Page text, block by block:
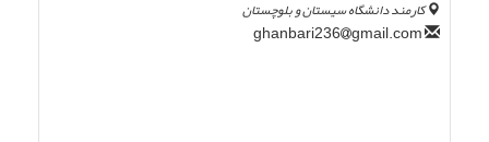
کارمند دانشگاه سیستان و بلوچستان
gmail.com